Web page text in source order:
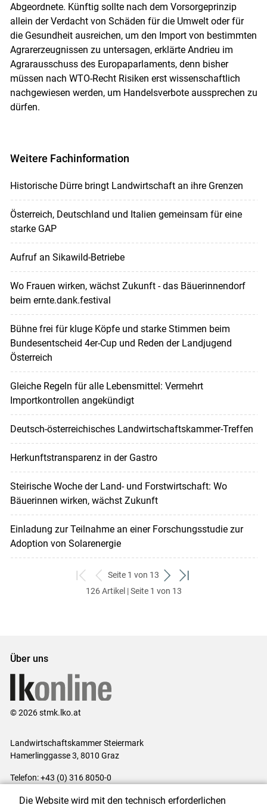
Abgeordnete. Künftig sollte nach dem Vorsorgeprinzip
allein der Verdacht von Schäden für die Umwelt oder für
die Gesundheit ausreichen, um den Import von bestimmten
Agrarerzeugnissen zu untersagen, erklärte Andrieu im
Agrarausschuss des Europaparlaments, denn bisher
müssen nach WTO-Recht Risiken erst wissenschaftlich
nachgewiesen werden, um Handelsverbote aussprechen zu
dürfen.
Weitere Fachinformation
Historische Dürre bringt Landwirtschaft an ihre Grenzen
Österreich, Deutschland und Italien gemeinsam für eine
starke GAP
Aufruf an Sikawild-Betriebe
Wo Frauen wirken, wächst Zukunft - das Bäuerinnendorf
beim ernte.dank.festival
Bühne frei für kluge Köpfe und starke Stimmen beim
Bundesentscheid 4er-Cup und Reden der Landjugend
Österreich
Gleiche Regeln für alle Lebensmittel: Vermehrt
Importkontrollen angekündigt
Deutsch-österreichisches Landwirtschaftskammer-Treffen
Herkunftstransparenz in der Gastro
Steirische Woche der Land- und Forstwirtschaft: Wo
Bäuerinnen wirken, wächst Zukunft
Einladung zur Teilnahme an einer Forschungsstudie zur
Adoption von Solarenergie
zum
ersten
zurück
zum
Seite 1 von 13
weiter
zum
zum
126 Artikel | Seite 1 von 13
Über uns
© 2026 stmk.lko.at
Landwirtschaftskammer Steiermark
Hamerlinggasse 3, 8010 Graz
Telefon: +43 (0) 316 8050-0
Die Website wird mit den technisch erforderlichen